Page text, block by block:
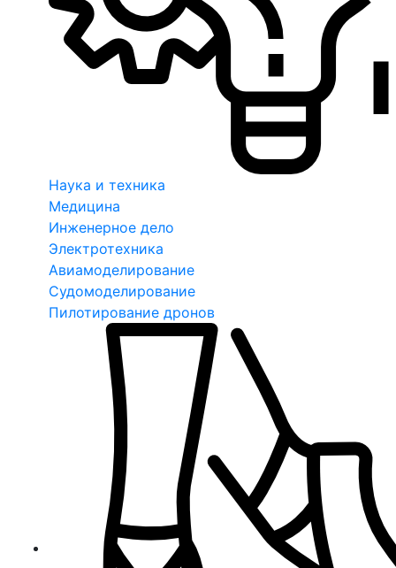
Наука и техника
Медицина
Инженерное дело
Электротехника
Авиамоделирование
Судомоделирование
Пилотирование дронов